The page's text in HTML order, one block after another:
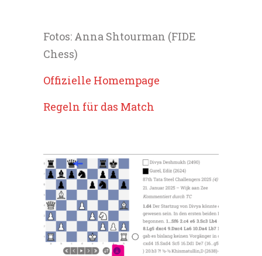
Fotos: Anna Shtourman (FIDE
Chess)
Offizielle Homempage
Regeln für das Match